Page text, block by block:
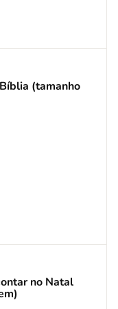
(tamanho
no Natal